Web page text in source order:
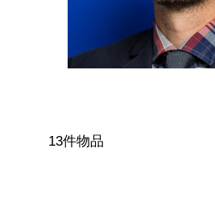
13件物品